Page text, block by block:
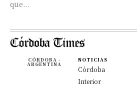
que...
CÓRDOBA -
ARGENTINA
NOTICIAS
Córdoba
Interior